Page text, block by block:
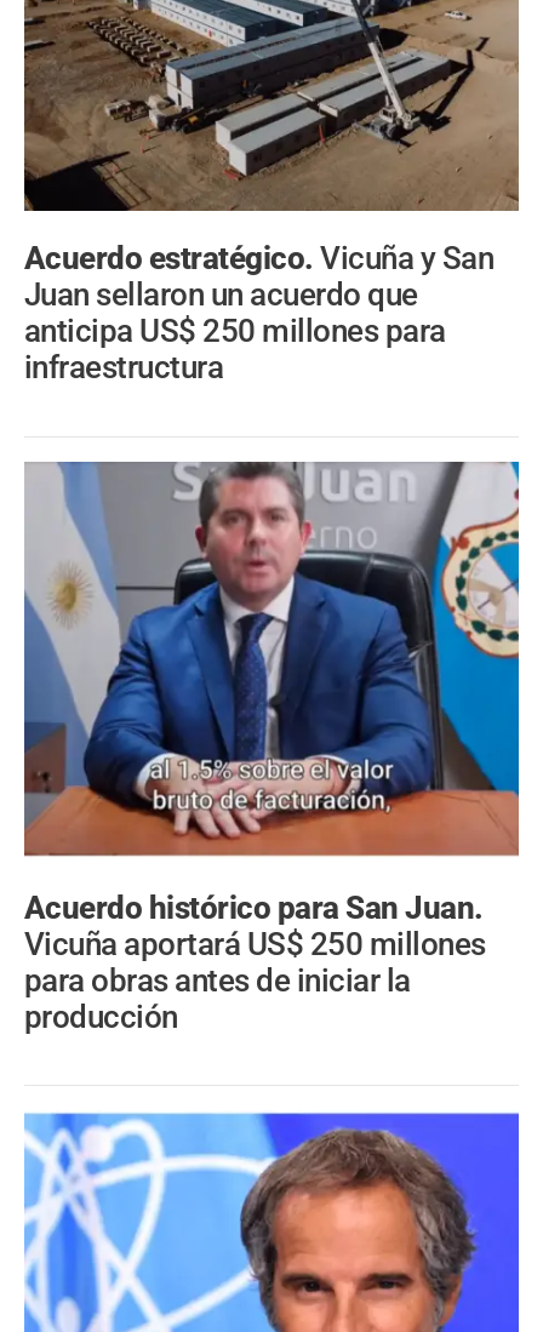
Acuerdo estratégico.Vicuña y San
Juan sellaron un acuerdo que
anticipa US$ 250 millones para
infraestructura
Acuerdo histórico para San Juan.
Vicuña aportará US$ 250 millones
para obras antes de iniciar la
producción